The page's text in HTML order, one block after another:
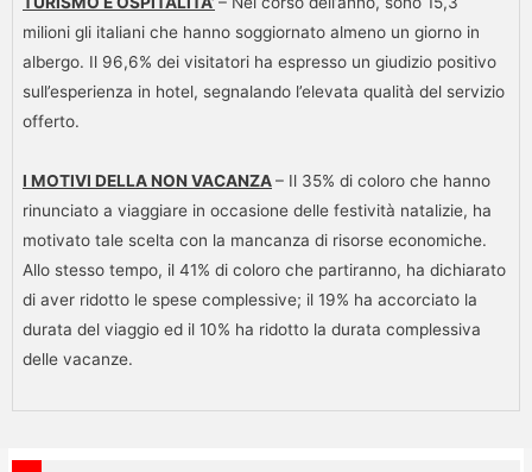
milioni gli italiani che hanno soggiornato almeno un giorno in
albergo. Il 96,6% dei visitatori ha espresso un giudizio positivo
sull’esperienza in hotel, segnalando l’elevata qualità del servizio
offerto.
I MOTIVI DELLA NON VACANZA– Il 35% di coloro che hanno
rinunciato a viaggiare in occasione delle festività natalizie, ha
motivato tale scelta con la mancanza di risorse economiche.
Allo stesso tempo, il 41% di coloro che partiranno, ha dichiarato
di aver ridotto le spese complessive; il 19% ha accorciato la
durata del viaggio ed il 10% ha ridotto la durata complessiva
delle vacanze.